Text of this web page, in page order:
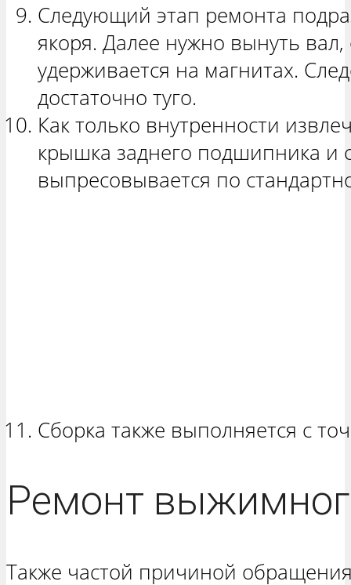
Следующий этап ремонта
якоря. Далее нужно вынуть
удерживается на магнитах.
достаточно туго.
Как только внутренности
крышка заднего подшипника и
выпресовывается по
Сборка также выполняется с
Ремонт
Также частой причиной